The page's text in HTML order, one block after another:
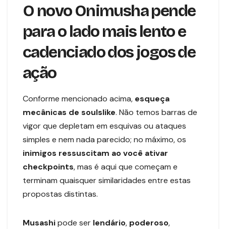
O novo Onimusha pende
para o lado mais lento e
cadenciado dos jogos de
ação
Conforme mencionado acima, esqueça
mecânicas de soulslike. Não temos barras de
vigor que depletam em esquivas ou ataques
simples e nem nada parecido; no máximo, os
inimigos ressuscitam ao você ativar
checkpoints, mas é aqui que começam e
terminam quaisquer similaridades entre estas
propostas distintas.
Musashipode ser lendário, poderoso,